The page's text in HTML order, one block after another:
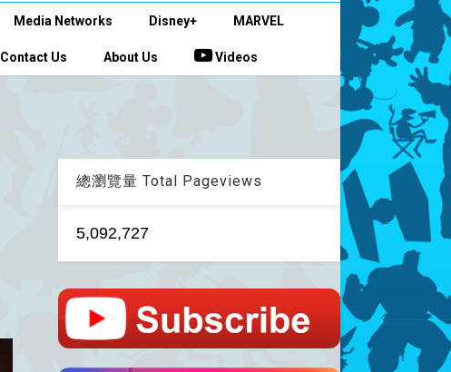
Media Networks Disney+ MARVEL
Contact Us About Us Videos
總瀏覽量 Total Pageviews
5,092,727